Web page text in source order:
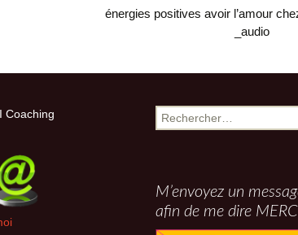
énergies positives avoir l’amour
_audio
Coaching Rechercher :
M’envoyez un
afin de me dire